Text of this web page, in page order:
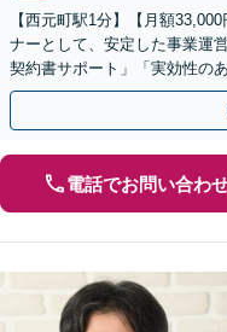
【​西元町駅1分】【月額
ナーとして、安定した事業運
契約書サポート」「実効性の
アンス重視の健全な体制」【
電話でお問い合わ